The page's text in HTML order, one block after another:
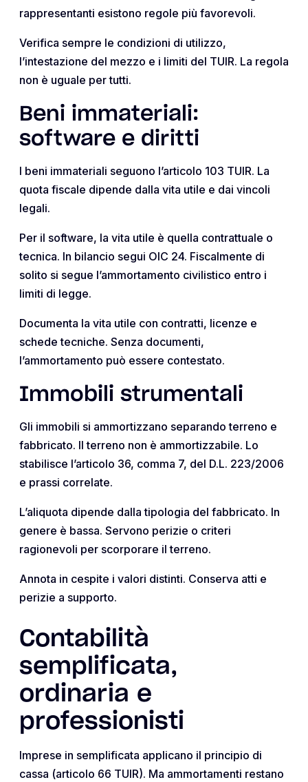
rappresentanti esistono regole più favorevoli.
Verifica sempre le condizioni di utilizzo,
l’intestazione del mezzo e i limiti del TUIR. La regola
non è uguale per tutti.
Beni immateriali:
software e diritti
I beni immateriali seguono l’articolo 103 TUIR. La
quota fiscale dipende dalla vita utile e dai vincoli
legali.
Per il software, la vita utile è quella contrattuale o
tecnica. In bilancio segui OIC 24. Fiscalmente di
solito si segue l’ammortamento civilistico entro i
limiti di legge.
Documenta la vita utile con contratti, licenze e
schede tecniche. Senza documenti,
l’ammortamento può essere contestato.
Immobili strumentali
Gli immobili si ammortizzano separando terreno e
fabbricato. Il terreno non è ammortizzabile. Lo
stabilisce l’articolo 36, comma 7, del D.L. 223/2006
e prassi correlate.
L’aliquota dipende dalla tipologia del fabbricato. In
genere è bassa. Servono perizie o criteri
ragionevoli per scorporare il terreno.
Annota in cespite i valori distinti. Conserva atti e
perizie a supporto.
Contabilità
semplificata,
ordinaria e
professionisti
Imprese in semplificata applicano il principio di
cassa (articolo 66 TUIR). Ma ammortamenti restano